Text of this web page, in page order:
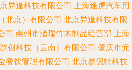
异逢科技有限公司 上海途虎汽车用
北京）有限公司 北京异逢科技有限
司 崇州市潽瑞竹木制品经营部 上海
韵创科技（云南）有限公司 肇庆市元
餐饮管理有限公司 北京易偲特科技